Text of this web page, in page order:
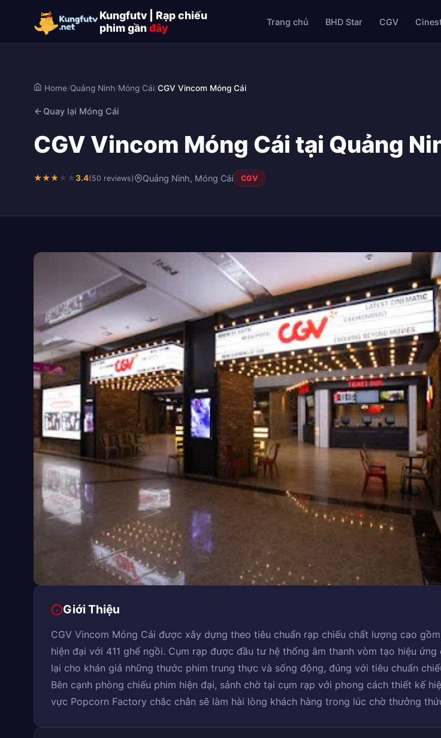
Kungfutv | Rạp chiếu
phim gầnđây Trang chủ BHD Star CGV
Home/Quảng Ninh/Móng Cái/CGV Vincom Móng Cái
Quay lại Móng Cái
CGV Vincom Móng Cái tại Quảng
★★★★ ★3.4(50 reviews) Quảng Ninh, Móng Cái CGV
Giới Thiệu
CGV Vincom Móng Cái được xây dựng theo tiêu chuẩn rạp chiếu chất lượng cao
hiện đại với 411 ghế ngồi. Cụm rạp được đầu tư hệ thống âm thanh vòm tạo hiệu ứng
lại cho khán giả những thước phim trung thực và sống động, đúng với tiêu chuẩn
Bên cạnh phòng chiếu phim hiện đại, sảnh chờ tại cụm rạp với phong cách thiết kế
vực Popcorn Factory chắc chắn sẽ làm hài lòng khách hàng trong lúc chờ thưởng